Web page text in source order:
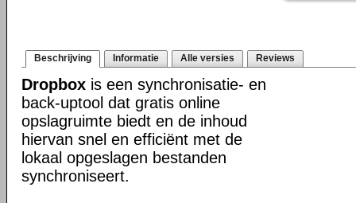
Beschrijving Informatie Alle versies Reviews
Dropbox is een synchronisatie- en
back-uptool dat gratis online
opslagruimte biedt en de inhoud
hiervan snel en efficiënt met de
lokaal opgeslagen bestanden
synchroniseert.